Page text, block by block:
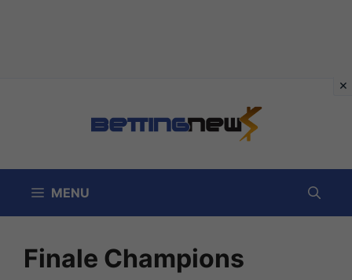
MENU
Finale Champions